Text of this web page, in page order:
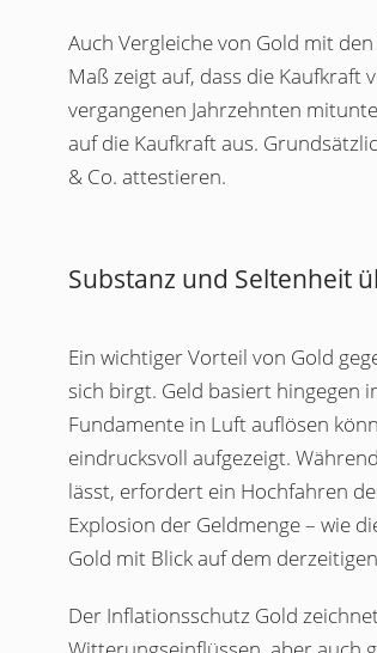
Auch Vergleiche von Gold mit
Maß zeigt auf, dass die Kaufkraft
vergangenen Jahrzehnten
auf die Kaufkraft aus.
& Co. attestieren.
Substanz und Seltenheit
Ein wichtiger Vorteil von Gold
sich birgt. Geld basiert hingegen
Fundamente in Luft auflösen
eindrucksvoll aufgezeigt.
lässt, erfordert ein Hochfahren
Explosion der Geldmenge – wie
Gold mit Blick auf dem
Der Inflationsschutz Gold